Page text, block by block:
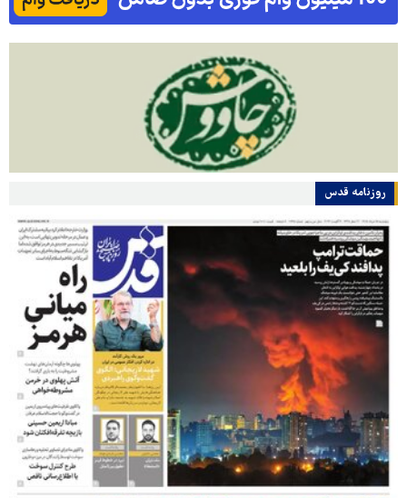
روزنامه قدس